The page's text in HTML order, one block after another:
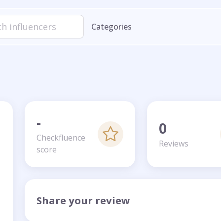
Categories
-
Checkfluence
score
0
Reviews
Share your review